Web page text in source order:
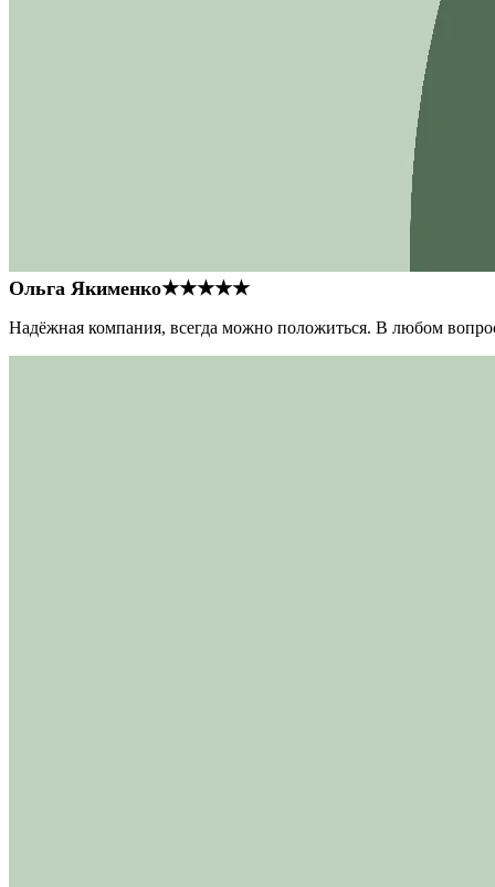
Ольга Якименко★★★★★
Надёжная компания, всегда можно положиться. В любом